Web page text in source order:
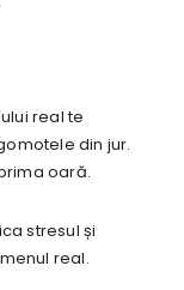
real te
din jur.
oară.
stresul și
real.